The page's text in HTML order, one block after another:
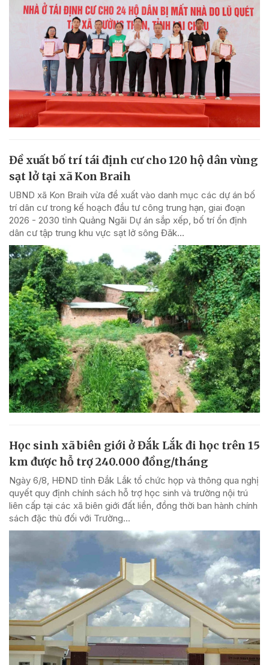
Đề xuất bố trí tái định cư cho 120 hộ dân vùng
sạt lở tại xã Kon Braih
UBND xã Kon Braih vừa đề xuất vào danh mục các dự án bố
trí dân cư trong kế hoạch đầu tư công trung hạn, giai đoạn
2026 - 2030 tỉnh Quảng Ngãi Dự án sắp xếp, bố trí ổn định
dân cư tập trung khu vực sạt lở sông Đăk...
Học sinh xã biên giới ở Đắk Lắk đi học trên 15
km được hỗ trợ 240.000 đồng/tháng
Ngày 6/8, HĐND tỉnh Đắk Lắk tổ chức họp và thông qua nghị
quyết quy định chính sách hỗ trợ học sinh và trường nội trú
liên cấp tại các xã biên giới đất liền, đồng thời ban hành chính
sách đặc thù đối với Trường...